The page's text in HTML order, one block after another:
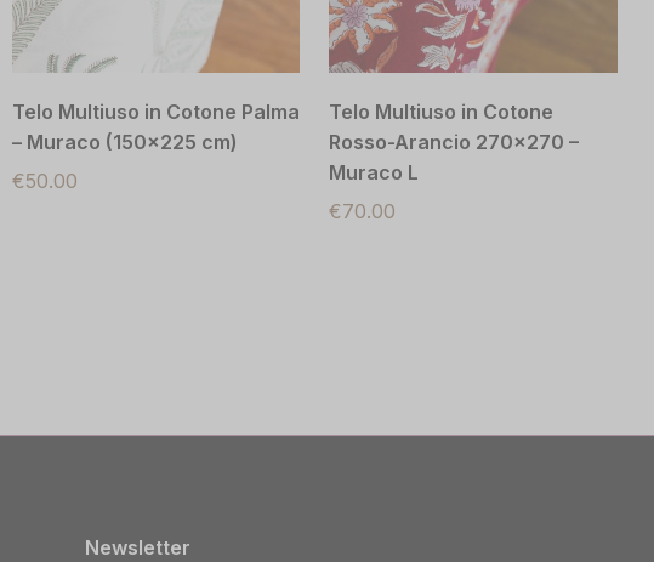
Telo Multiuso in Cotone Palma
– Muraco (150×225 cm)
€50.00
Telo Multiuso in Cotone
Rosso-Arancio 270×270 –
Muraco L
€70.00
Newsletter